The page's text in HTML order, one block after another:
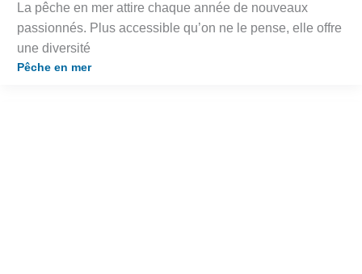
La pêche en mer attire chaque année de nouveaux
passionnés. Plus accessible qu’on ne le pense, elle offre
une diversité
Pêche en mer